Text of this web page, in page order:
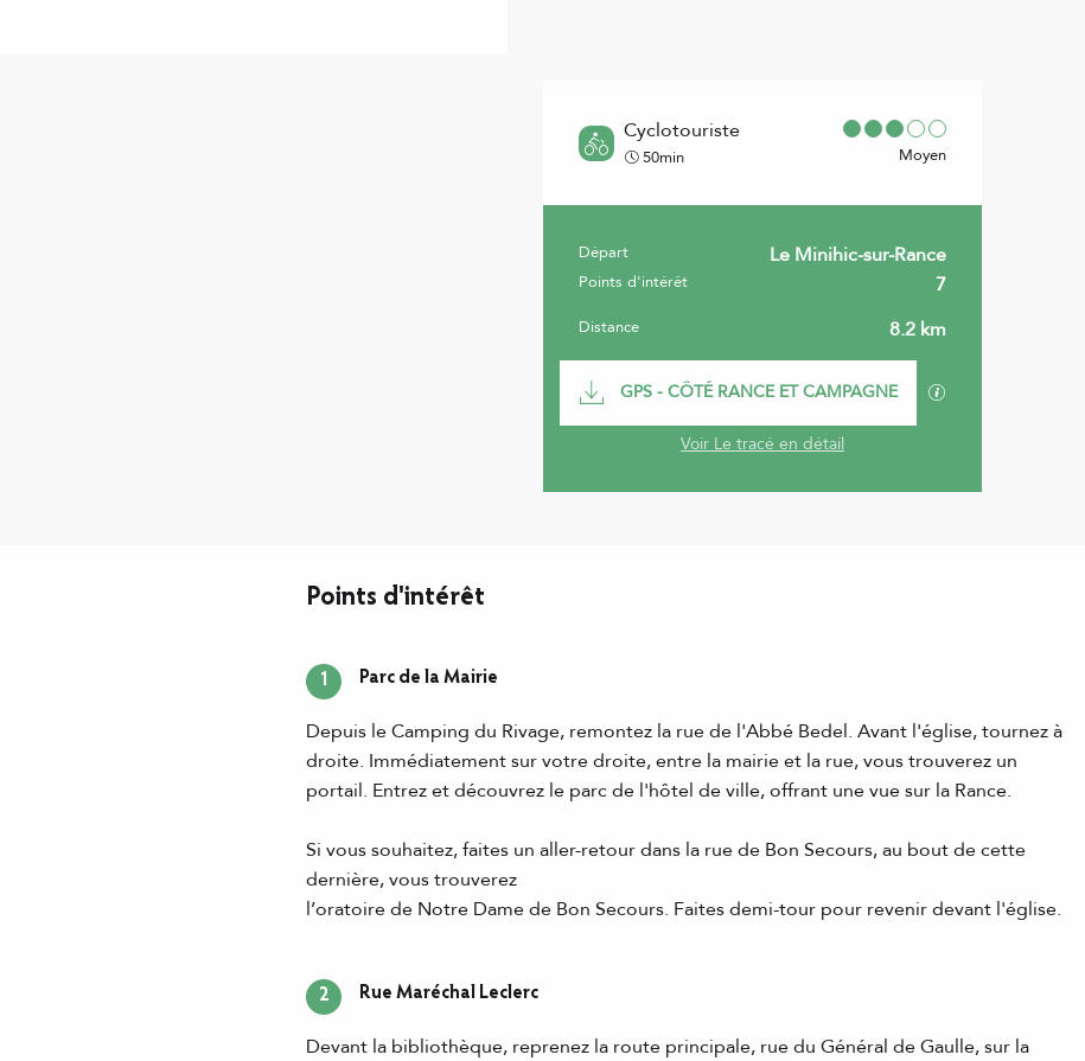
Cyclotouriste
50min Moyen
Informations pratiques
Départ Le Minihic-sur-Rance
Points d'intérêt 7
Distance 8.2 km
Documentation
GPS - CÔTÉ RANCE ET CAMPAGNE
Voir Le tracé en détail
Points d'intérêt
1 Parc de la Mairie
Depuis le Camping du Rivage, remontez la rue de l'Abbé Bedel. Avant l'église, tournez à
droite. Immédiatement sur votre droite, entre la mairie et la rue, vous trouverez un
portail. Entrez et découvrez le parc de l'hôtel de ville, offrant une vue sur la Rance.
Si vous souhaitez, faites un aller-retour dans la rue de Bon Secours, au bout de cette
dernière, vous trouverez
l’oratoire de Notre Dame de Bon Secours. Faites demi-tour pour revenir devant l'église.
2 Rue Maréchal Leclerc
Devant la bibliothèque, reprenez la route principale, rue du Général de Gaulle, sur la